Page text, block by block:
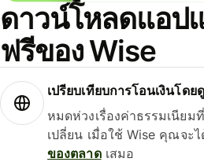
ดาวน์โหลดแอป
ฟรีของ Wise
เปรียบเทียบการโอนเงินโด
หมดห่วงเรื่องค่าธรรมเนียม
เปลี่ยน เมื่อใช้ Wise คุณจะไ
ของตลาดเสมอ